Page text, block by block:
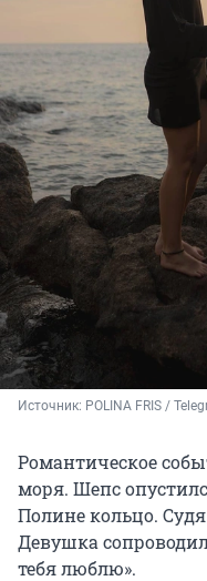
Источник: POLINA FRIS /
Романтическое
моря. Шепс
Полине кольцо.
Девушка
тебя люблю».